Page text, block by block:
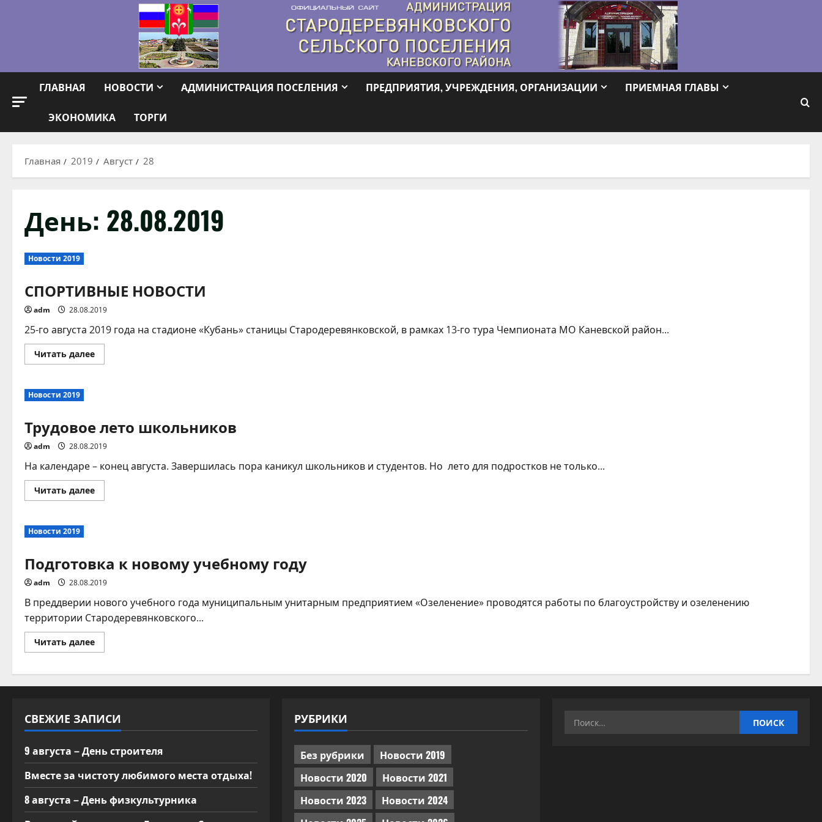
ГЛАВНАЯ НОВОСТИ АДМИНИСТРАЦИЯ ПОСЕЛЕНИЯ ПРЕДПРИЯТИЯ, УЧРЕЖДЕНИЯ, ОРГАНИЗАЦИИ ПРИЕМНАЯ ГЛАВЫ
ЭКОНОМИКА ТОРГИ
Главная 2019 Август 28
День: 28.08.2019
Новости 2019
СПОРТИВНЫЕ НОВОСТИ
adm 28.08.2019
25-го августа 2019 года на стадионе «Кубань» станицы Стародеревянковской, в рамках 13-го тура Чемпионата МО Каневской район...
Читать далееПрочитать
больше
Новости 2019
Трудовое лето школьников
adm 28.08.2019
На календаре – конец августа. Завершилась пора каникул школьников и студентов. Но лето для подростков не только...
Читать далееПрочитать
больше
Новости 2019
Подготовка к новому учебному году
adm 28.08.2019
В преддверии нового учебного года муниципальным унитарным предприятием «Озеленение» проводятся работы по благоустройству и озеленению
территории Стародеревянковского...
Читать далееПрочитать
больше
к
новому
СВЕЖИЕ ЗАПИСИ
9 августа – День строителя
Вместе за чистоту любимого места отдыха!
8 августа – День физкультурника
РУБРИКИ
Без рубрики
Новости 2019
Новости 2020
Новости 2021
Новости 2023
Новости 2024
Найти: